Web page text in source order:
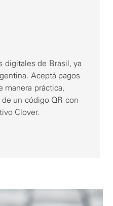
digitales de Brasil, ya
Aceptá pagos
manera práctica,
un código QR con
Clover.